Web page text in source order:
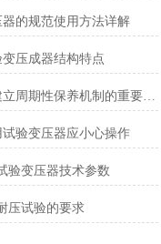
的规范使用方法详解
压成器结构特点
耐电压测试仪建立周期性保养机制的重要性分享
验变压器应小心操作
验变压器技术参数
压试验的要求